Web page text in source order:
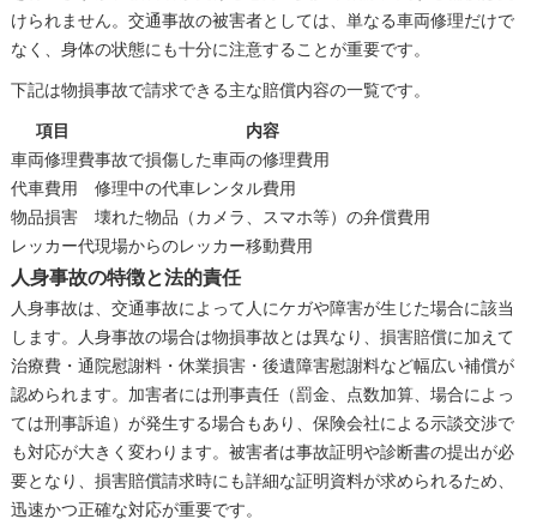
けられません。交通事故の被害者としては、単なる車両修理だけで
なく、身体の状態にも十分に注意することが重要です。
下記は物損事故で請求できる主な賠償内容の一覧です。
項目
内容
車両修理費事故で損傷した車両の修理費用
代車費用
修理中の代車レンタル費用
物品損害
壊れた物品（カメラ、スマホ等）の弁償費用
レッカー代現場からのレッカー移動費用
人身事故の特徴と法的責任
人身事故は、交通事故によって人にケガや障害が生じた場合に該当
します。人身事故の場合は物損事故とは異なり、損害賠償に加えて
治療費・通院慰謝料・休業損害・後遺障害慰謝料など幅広い補償が
認められます。加害者には刑事責任（罰金、点数加算、場合によっ
ては刑事訴追）が発生する場合もあり、保険会社による示談交渉で
も対応が大きく変わります。被害者は事故証明や診断書の提出が必
要となり、損害賠償請求時にも詳細な証明資料が求められるため、
迅速かつ正確な対応が重要です。